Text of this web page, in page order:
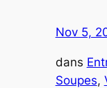
Nov 5,
dans
Soupes,